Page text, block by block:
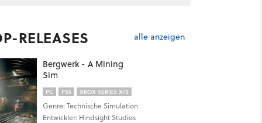
RELEASES alle anzeigen
Bergwerk - A Mining
Sim
PC PS5 XBOX SERIES X/S
Genre: Technische Simulation
Entwickler: Hindsight Studios